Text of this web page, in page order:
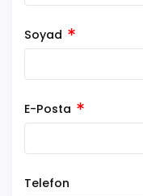
Soyad
E-Posta
Telefon